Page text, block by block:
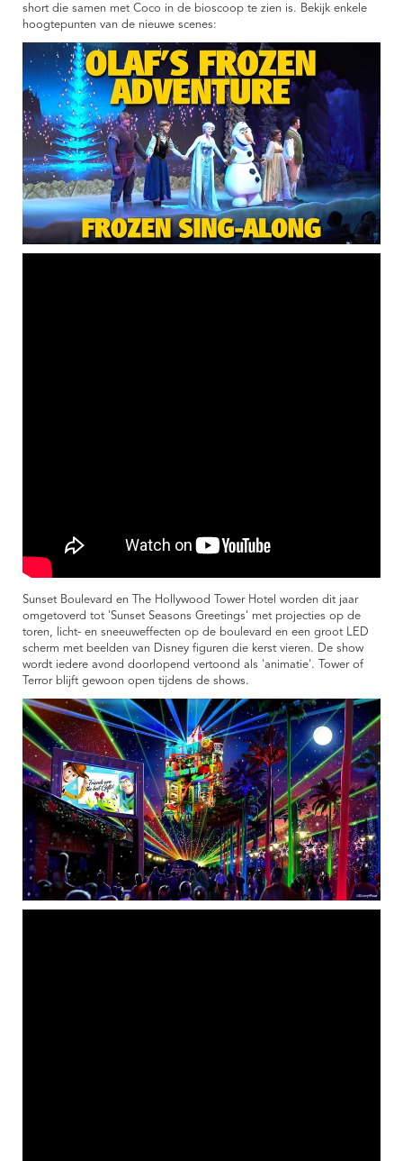
short die samen met Coco in de bioscoop te zien is. Bekijk enkele
hoogtepunten van de nieuwe scenes:
Sunset Boulevard en The Hollywood Tower Hotel worden dit jaar
omgetoverd tot 'Sunset Seasons Greetings' met projecties op de
toren, licht- en sneeuweffecten op de boulevard en een groot LED
scherm met beelden van Disney figuren die kerst vieren. De show
wordt iedere avond doorlopend vertoond als 'animatie'. Tower of
Terror blijft gewoon open tijdens de shows.